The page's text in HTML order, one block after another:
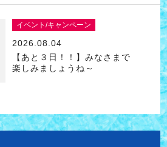
イベント/キャンペーン
2026.08.04
【あと３日！！】みなさまで
楽しみましょうね～